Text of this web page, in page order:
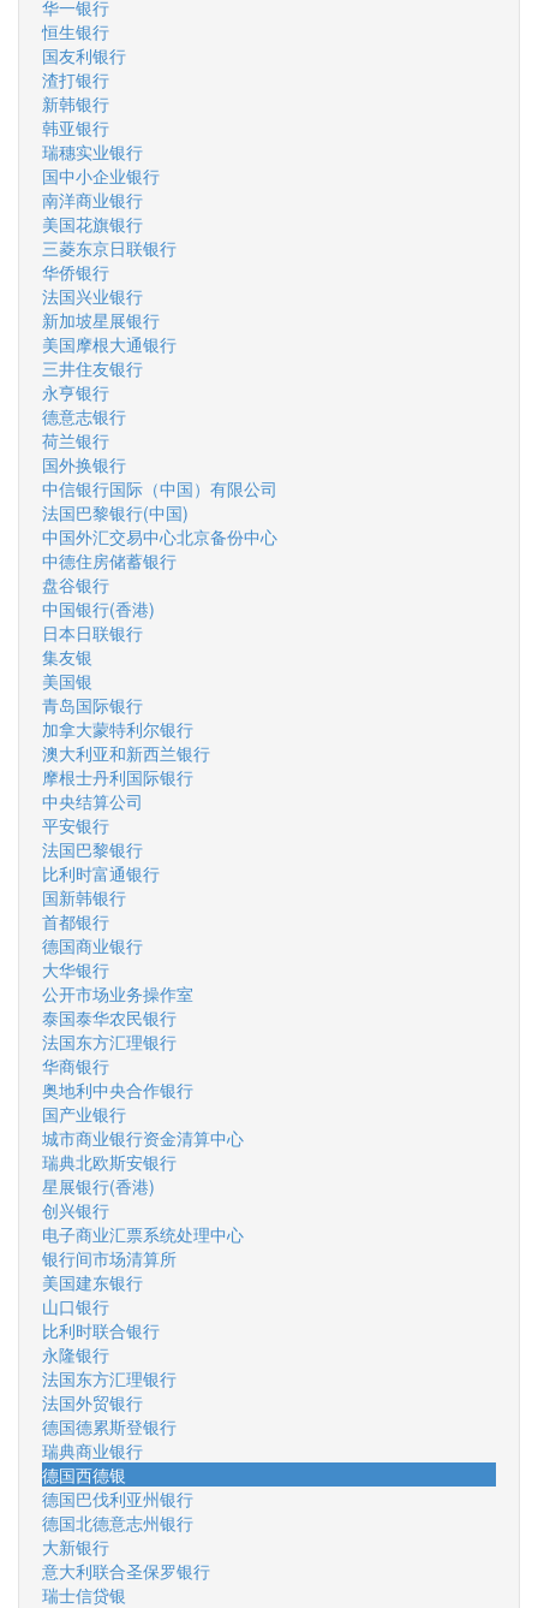
华一银行
恒生银行
国友利银行
渣打银行
新韩银行
韩亚银行
瑞穗实业银行
国中小企业银行
南洋商业银行
美国花旗银行
三菱东京日联银行
华侨银行
法国兴业银行
新加坡星展银行
美国摩根大通银行
三井住友银行
永亨银行
德意志银行
荷兰银行
国外换银行
中信银行国际（中国）有限公司
法国巴黎银行(中国)
中国外汇交易中心北京备份中心
中德住房储蓄银行
盘谷银行
中国银行(香港)
日本日联银行
集友银
美国银
青岛国际银行
加拿大蒙特利尔银行
澳大利亚和新西兰银行
摩根士丹利国际银行
中央结算公司
平安银行
法国巴黎银行
比利时富通银行
国新韩银行
首都银行
德国商业银行
大华银行
公开市场业务操作室
泰国泰华农民银行
法国东方汇理银行
华商银行
奥地利中央合作银行
国产业银行
城市商业银行资金清算中心
瑞典北欧斯安银行
星展银行(香港)
创兴银行
电子商业汇票系统处理中心
银行间市场清算所
美国建东银行
山口银行
比利时联合银行
永隆银行
法国东方汇理银行
法国外贸银行
德国德累斯登银行
瑞典商业银行
德国西德银
德国巴伐利亚州银行
德国北德意志州银行
大新银行
意大利联合圣保罗银行
瑞士信贷银